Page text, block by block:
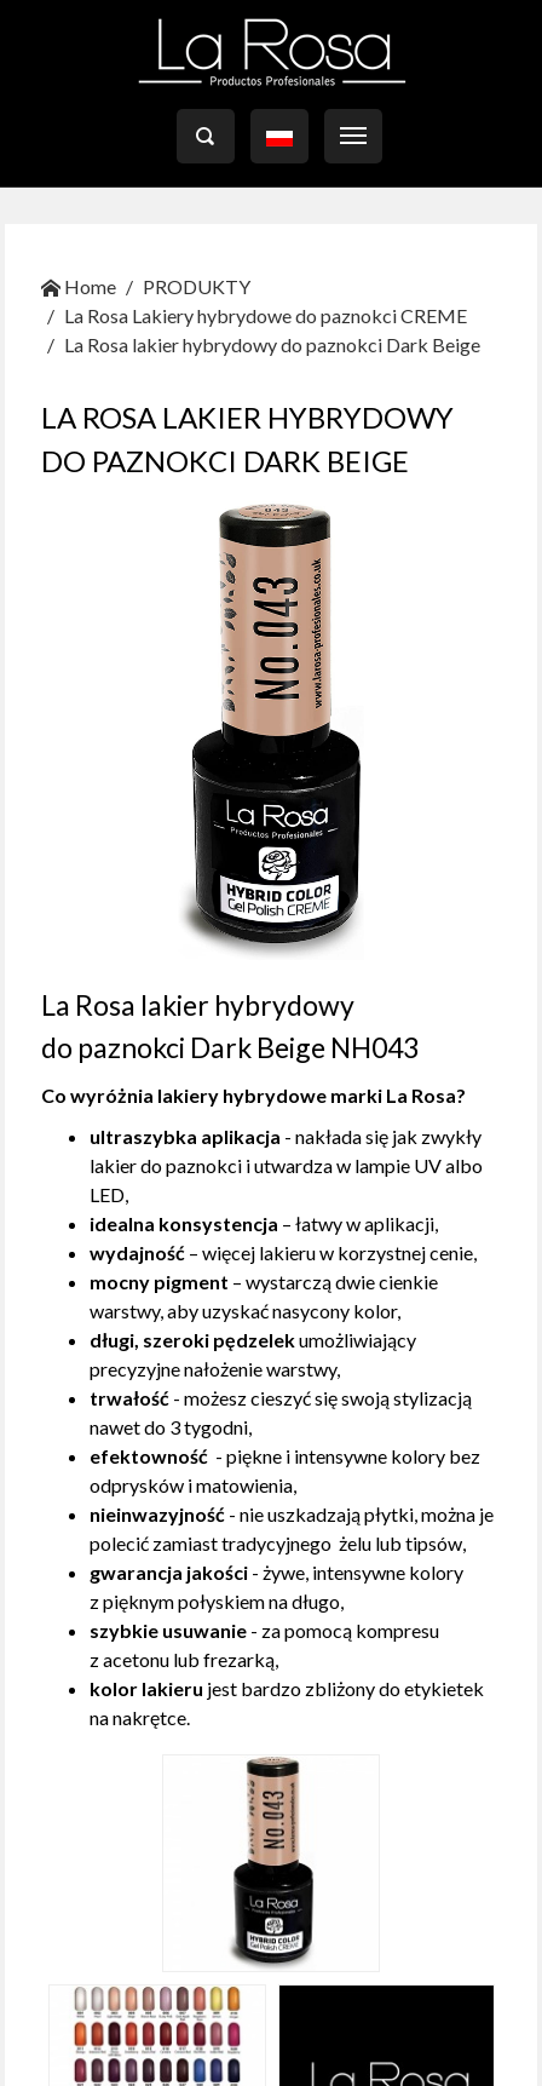

Home
PRODUKTY
La Rosa Lakiery hybrydowe do paznokci CREME
La Rosa lakier hybrydowy do paznokci Dark Beige
LA ROSA LAKIER HYBRYDOWY
DO PAZNOKCI DARK BEIGE
La Rosa lakier hybrydowy
do paznokci Dark Beige NH043
Co wyróżnia lakiery hybrydowe marki La Rosa?
ultraszybka aplikacja - nakłada się jak zwykły
lakier do paznokci i utwardza w lampie UV albo
LED,
idealna konsystencja – łatwy w aplikacji,
wydajność – więcej lakieru w korzystnej cenie,
mocny pigment – wystarczą dwie cienkie
warstwy, aby uzyskać nasycony kolor,
długi, szeroki pędzelekumożliwiający
precyzyjne nałożenie warstwy,
trwałość - możesz cieszyć się swoją stylizacją
nawet do 3 tygodni,
efektowność - piękne i intensywne kolory bez
odprysków i matowienia,
nieinwazyjność - nie uszkadzają płytki, można je
polecić zamiast tradycyjnego żelu lub tipsów,
gwarancja jakości - żywe, intensywne kolory
z pięknym połyskiem na długo,
szybkie usuwanie - za pomocą kompresu
z acetonu lub frezarką,
kolor lakieru jest bardzo zbliżony do etykietek
na nakrętce.